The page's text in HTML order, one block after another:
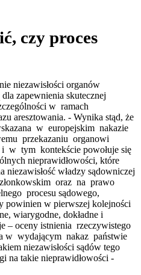
czy proces
niezawisłości organów
zapewnienia skutecznej
w ramach
aresztowania. - Wynika stąd, że
w europejskim nakazie
przekazaniu organowi
w tym kontekście powołuje się
nieprawidłowości, które
niezawisłość władzy sądowniczej
oraz na prawo
procesu sądowego,
powinien w pierwszej kolejności
wiarygodne, dokładne i
– oceny istnienia rzeczywistego
w wydającym nakaz państwie
niezawisłości sądów tego
na takie nieprawidłowości -